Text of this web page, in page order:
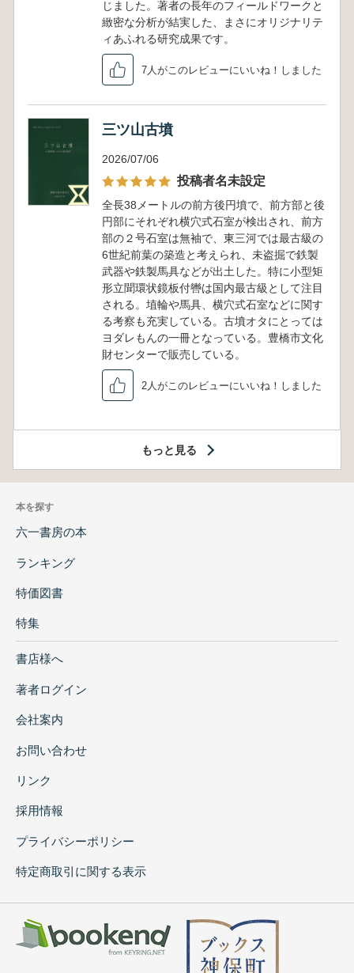
じました。著者の長年のフィールドワークと
緻密な分析が結実した、まさにオリジナリテ
ィあふれる研究成果です。
7人がこのレビューにいいね！しました
三ツ山古墳
2026/07/06
投稿者名未設定
全長38メートルの前方後円墳で、前方部と後
円部にそれぞれ横穴式石室が検出され、前方
部の２号石室は無袖で、東三河では最古級の
6世紀前葉の築造と考えられ、未盗掘で鉄製
武器や鉄製馬具などが出土した。特に小型矩
形立聞環状鏡板付轡は国内最古級として注目
される。埴輪や馬具、横穴式石室などに関す
る考察も充実している。古墳オタにとっては
ヨダレもんの一冊となっている。豊橋市文化
財センターで販売している。
2人がこのレビューにいいね！しました
もっと見る
本を探す
六一書房の本
ランキング
特価図書
特集
書店様へ
著者ログイン
会社案内
お問い合わせ
リンク
採用情報
プライバシーポリシー
特定商取引に関する表示